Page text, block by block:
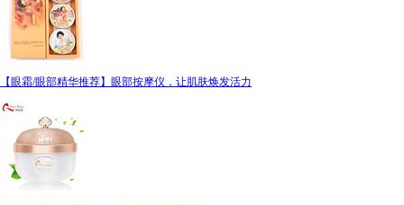
【眼霜/眼部精华推荐】眼部按摩仪，让肌肤焕发活力